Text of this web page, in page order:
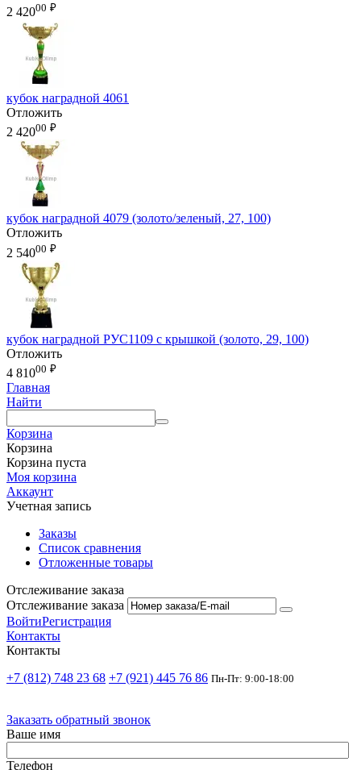
2 42000 ₽
кубок наградной 4061
Отложить
2 42000 ₽
кубок наградной 4079 (золото/зеленый, 27, 100)
Отложить
2 54000 ₽
кубок наградной РУС1109 с крышкой (золото, 29, 100)
Отложить
4 81000 ₽
Главная
Найти
Корзина
Корзина
Корзина пуста
Моя корзина
Аккаунт
Учетная запись
Заказы
Список сравнения
Отложенные товары
Отслеживание заказа
Отслеживание заказа
ВойтиРегистрация
Контакты
Контакты
+7 (812) 748 23 68 +7 (921) 445 76 86 Пн-Пт: 9:00-18:00
Заказать обратный звонок
Ваше имя
Телефон